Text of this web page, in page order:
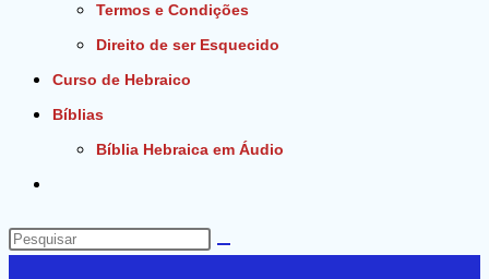
Termos e Condições
Direito de ser Esquecido
Curso de Hebraico
Bíblias
Bíblia Hebraica em Áudio
do
site
Pesquisar